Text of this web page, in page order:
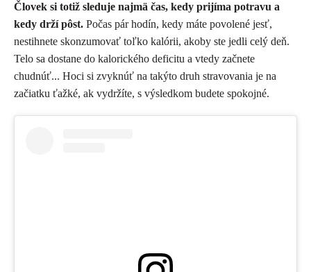
Človek si totiž sleduje najmä čas, kedy prijíma potravu a
kedy drží pôst. Počas pár hodín, kedy máte povolené jesť,
nestihnete skonzumovať toľko kalórii, akoby ste jedli celý deň.
Telo sa dostane do kalorického deficitu a vtedy začnete
chudnúť... Hoci si zvyknúť na takýto druh stravovania je na
začiatku ťažké, ak vydržíte, s výsledkom budete spokojné.